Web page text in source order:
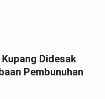
Didesak
Pembunuhan